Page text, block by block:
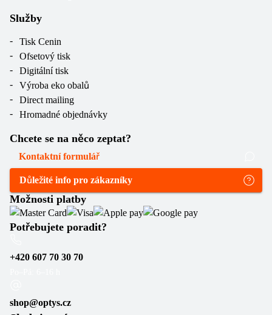
Služby
Tisk Cenin
Ofsetový tisk
Digitální tisk
Výroba eko obalů
Direct mailing
Hromadné objednávky
Chcete se na něco zeptat?
Kontaktní formulář
Důležité info pro zákazníky
Možnosti platby
Potřebujete poradit?
+420 607 70 30 70
shop@optys.cz